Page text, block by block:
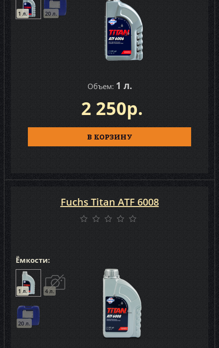
1 л. 20 л.
Объем: 1 л.
2 250р.
В КОРЗИНУ
Ёмкости:
1 л. 4 л.
20 л.
Fuchs Titan ATF 6008